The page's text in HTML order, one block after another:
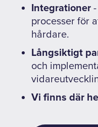
Integrationer
processer för
hårdare.
Långsiktigt
och
Vi finns där